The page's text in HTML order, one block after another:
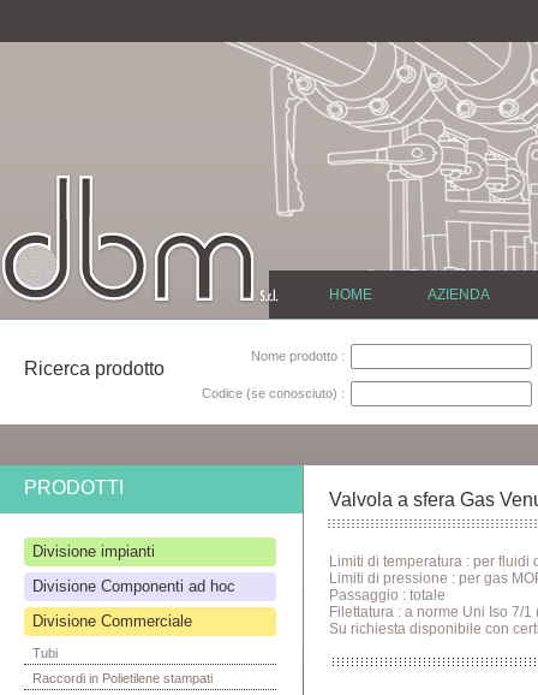
HOME AZIENDA
Ricerca prodotto
Nome prodotto :
Codice (se conosciuto) :
PRODOTTI
Divisione impianti
Divisione Componenti ad hoc
Divisione Commerciale
Tubi
Raccordi in Polietilene stampati
Valvola a sfera Gas
Limiti di temperatura : per fluidi
Limiti di pressione : per gas
Passaggio : totale
Filettatura : a norme Uni Iso 7/
Su richiesta disponibile con